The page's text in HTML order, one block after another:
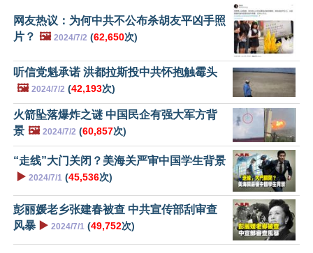
网友热议：为何中共不公布杀胡友平凶手照
片？ 🖼️ 2024/7/2 (62,650次)
听信党魁承诺 洪都拉斯投中共怀抱触霉头
🖼️ 2024/7/2 (42,193次)
火箭坠落爆炸之谜 中国民企有强大军方背
景 🖼️ 2024/7/2 (60,857次)
“走线”大门关闭？美海关严审中国学生背景
▶️ 2024/7/1 (45,536次)
彭丽媛老乡张建春被查 中共宣传部刮审查
风暴 ▶️ 2024/7/1 (49,752次)